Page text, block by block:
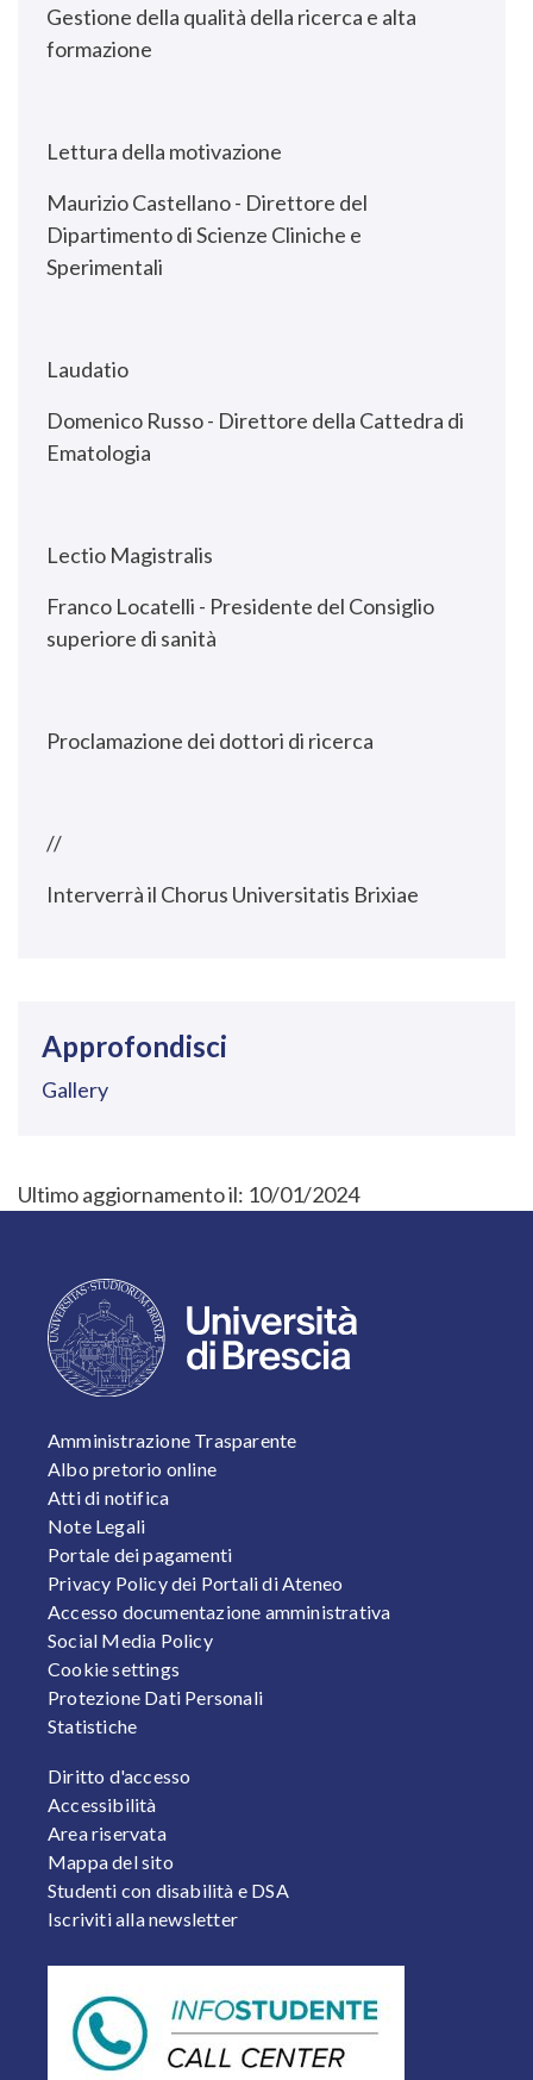
Gestione della qualità della ricerca e alta
formazione
Lettura della motivazione
Maurizio Castellano - Direttore del
Dipartimento di Scienze Cliniche e
Sperimentali
Laudatio
Domenico Russo - Direttore della Cattedra di
Ematologia
Lectio Magistralis
Franco Locatelli - Presidente del Consiglio
superiore di sanità
Proclamazione dei dottori di ricerca
//
Interverrà il Chorus Universitatis Brixiae
Approfondisci
Gallery
Ultimo aggiornamento il: 10/01/2024
FOOTER 1
Amministrazione Trasparente
Albo pretorio online
Atti di notifica
Note Legali
Portale dei pagamenti
Privacy Policy dei Portali di Ateneo
Accesso documentazione amministrativa
Social Media Policy
Cookie settings
Protezione Dati Personali
Statistiche
FOOTER 2
Diritto d'accesso
Accessibilità
Area riservata
Mappa del sito
Studenti con disabilità e DSA
Iscriviti alla newsletter